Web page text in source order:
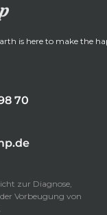
is here to make the
70
zur Diagnose,
Vorbeugung von